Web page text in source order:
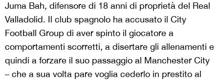
Juma Bah, difensore di 18 anni di proprietà del Real
Valladolid. Il club spagnolo ha accusato il City
Football Group di aver spinto il giocatore a
comportamenti scorretti, a disertare gli allenamenti e
quindi a forzare il suo passaggio al Manchester City
– che a sua volta pare voglia cederlo in prestito al